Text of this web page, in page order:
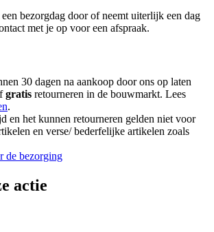
bezorgdag door of neemt uiterlijk een dag
met je op voor een afspraak.
30 dagen na aankoop door ons op laten
gratis retourneren in de bouwmarkt. Lees
.
en het kunnen retourneren gelden niet voor
en verse/ bederfelijke artikelen zoals
de bezorging
actie